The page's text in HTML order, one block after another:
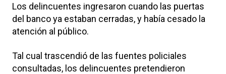
Los delincuentes ingresaron cuando las puertas
del banco ya estaban cerradas, y había cesado la
atención al público.
Tal cual trascendió de las fuentes policiales
consultadas, los delincuentes pretendieron